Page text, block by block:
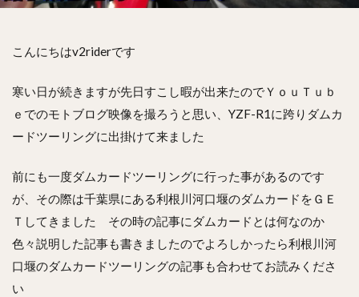
こんにちはv2riderです
寒い日が続きますが先日すこし暇が出来たのでＹｏｕＴｕｂ
ｅでのモトブログ映像を撮ろうと思い、YZF-R1に跨りダムカ
ードツーリングに出掛けて来ました
前にも一度ダムカードツーリングに行った事があるのです
が、その際は千葉県にある利根川河口堰のダムカードをＧＥ
Ｔしてきました その時の記事にダムカードとは何なのか
色々説明した記事も書きましたのでよろしかったら利根川河
口堰のダムカードツーリングの記事も合わせてお読みくださ
い